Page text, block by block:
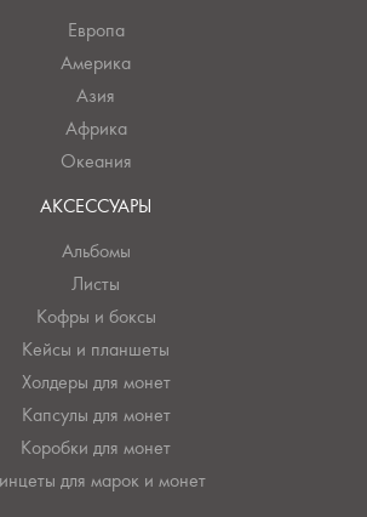
Европа
Америка
Азия
Африка
Океания
АКСЕССУАРЫ
Альбомы
Листы
Кофры и боксы
Кейсы и планшеты
Холдеры для монет
Капсулы для монет
Коробки для монет
для марок и монет